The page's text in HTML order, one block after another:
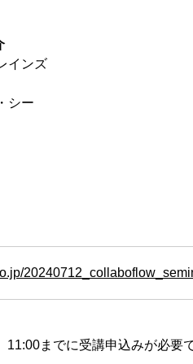
インズ
シー
までに受講申込みが必要